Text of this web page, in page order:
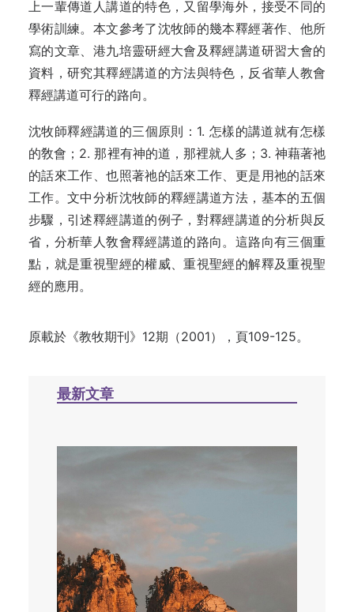
上一輩傳道人講道的特色，又留學海外，接受不同的
學術訓練。 本文參考了沈牧師的幾本釋經著作、他所
寫的文章、港九培靈研經大會及釋經講道研習大會的
資料，研究其釋經講道的方法與特色，反省華人教會
釋經講道可行的路向。
沈牧師釋經講道的三個原則：1. 怎樣的講道就有怎樣
的敎會；2. 那裡有神的道，那裡就人 多；3. 神藉著祂
的話來工作、也照著祂的話來工作、更是用祂的話來
工作。文中分析沈牧師的釋經講道方法，基本的五個
步驟 ， 引述釋經講道的例子，對釋經講道的分析與反
省，分析華人敎會釋經講道的路向。這路向有三個重
點，就是重視聖經的權威、重視聖經的解釋及重視聖
經的應用。
原載於《教牧期刊》12期（2001），頁109-125。
最新文章